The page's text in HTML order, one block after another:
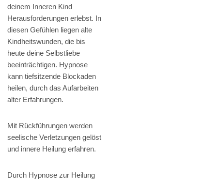
deinem Inneren Kind
Herausforderungen erlebst. In
diesen Gefühlen liegen alte
Kindheitswunden, die bis
heute deine Selbstliebe
beeinträchtigen. Hypnose
kann tiefsitzende Blockaden
heilen, durch das Aufarbeiten
alter Erfahrungen.
Mit Rückführungen werden
seelische Verletzungen gelöst
und innere Heilung erfahren.
Durch Hypnose zur Heilung